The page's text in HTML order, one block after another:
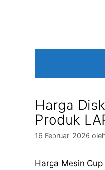
Harga
Produk
16 Februari 2026 oleh
Harga Mesin